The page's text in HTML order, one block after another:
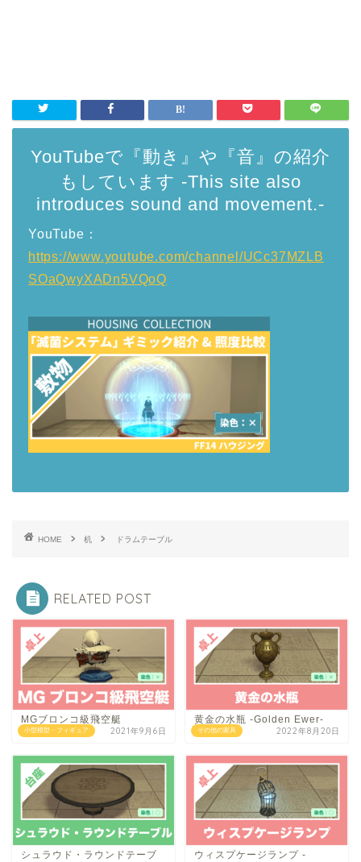
YouTubeで『動き』や『音』の紹介
もしています -This site also
introduces sound and movement.-
YouTube：
https://www.youtube.com/channel/UCc37MZLB
SOaQwyXADn5VQoQ
HOME 机 ドラムテーブル
RELATED POST
小型模型・フィギュア
MGブロンコ級飛空艇
2021年9月6日 その他の家具
黄金の水瓶 -Golden Ewer-
2022年8月20日
シュラウド・ラウンドテーブ
ウィスプケージランプ -